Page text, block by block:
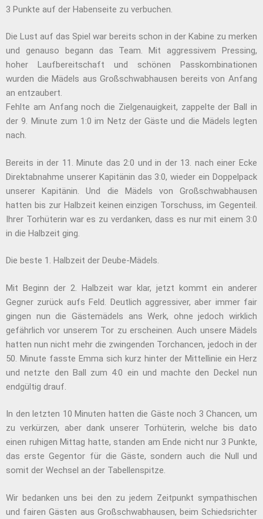
3 Punkte auf der Habenseite zu verbuchen.
Die Lust auf das Spiel war bereits schon in der Kabine zu merken
und genauso begann das Team. Mit aggressivem Pressing,
hoher Laufbereitschaft und schönen Passkombinationen
wurden die Mädels aus Großschwabhausen bereits von Anfang
an entzaubert.
Fehlte am Anfang noch die Zielgenauigkeit, zappelte der Ball in
der 9. Minute zum 1:0 im Netz der Gäste und die Mädels legten
nach.
Bereits in der 11. Minute das 2:0 und in der 13. nach einer Ecke
Direktabnahme unserer Kapitänin das 3:0, wieder ein Doppelpack
unserer Kapitänin. Und die Mädels von Großschwabhausen
hatten bis zur Halbzeit keinen einzigen Torschuss, im Gegenteil.
Ihrer Torhüterin war es zu verdanken, dass es nur mit einem 3:0
in die Halbzeit ging.
Die beste 1. Halbzeit der Deube-Mädels.
Mit Beginn der 2. Halbzeit war klar, jetzt kommt ein anderer
Gegner zurück aufs Feld. Deutlich aggressiver, aber immer fair
gingen nun die Gästemädels ans Werk, ohne jedoch wirklich
gefährlich vor unserem Tor zu erscheinen. Auch unsere Mädels
hatten nun nicht mehr die zwingenden Torchancen, jedoch in der
50. Minute fasste Emma sich kurz hinter der Mittellinie ein Herz
und netzte den Ball zum 4:0 ein und machte den Deckel nun
endgültig drauf.
In den letzten 10 Minuten hatten die Gäste noch 3 Chancen, um
zu verkürzen, aber dank unserer Torhüterin, welche bis dato
einen ruhigen Mittag hatte, standen am Ende nicht nur 3 Punkte,
das erste Gegentor für die Gäste, sondern auch die Null und
somit der Wechsel an der Tabellenspitze.
Wir bedanken uns bei den zu jedem Zeitpunkt sympathischen
und fairen Gästen aus Großschwabhausen, beim Schiedsrichter